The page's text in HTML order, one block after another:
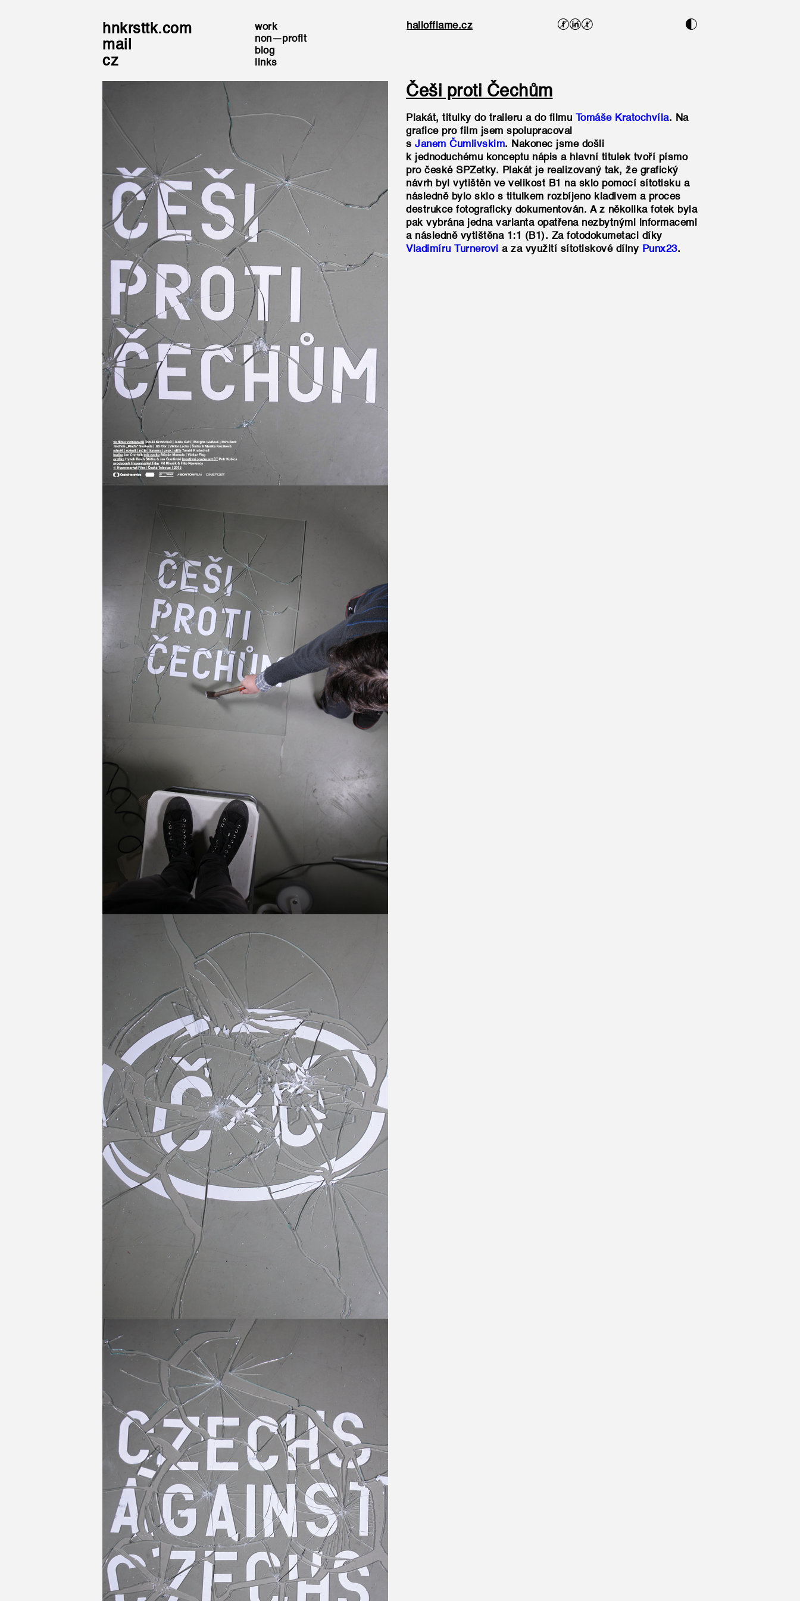
hnkrsttk.com
mail
cz
work
non—profit
blog
links
hallofflame.cz fit n
Češi proti Čechům
Plakát, titulky do traileru a do filmu Tomáše Kratochvíla. Na
grafice pro film jsem spolupracoval
s Janem Čumlivskim. Nakonec jsme došli
k jednoduchému konceptu nápis a hlavní titulek tvoří písmo
pro české SPZetky. Plakát je realizovaný tak, že grafický
návrh byl vytištěn ve velikost B1 na sklo pomocí sítotisku a
následně bylo sklo s titulkem rozbíjeno kladivem a proces
destrukce fotograficky dokumentován. A z několika fotek byla
pak vybrána jedna varianta opatřena nezbytnými informacemi
a následně vytištěna 1:1 (B1). Za fotodokumetaci díky
Vladimíru Turnerovi a za využití sítotiskové dílny Punx23.